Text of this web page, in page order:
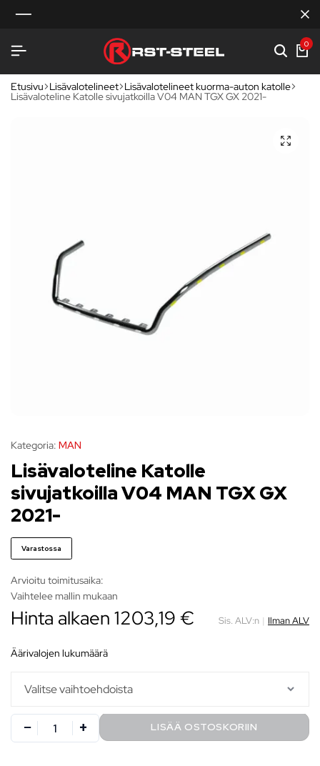
0
Etusivu Lisävalotelineet Lisävalotelineet kuorma-auton katolle
Lisävaloteline Katolle sivujatkoilla V04 MAN TGX GX 2021-
Kategoria: MAN
Lisävaloteline Katolle
sivujatkoilla V04 MAN TGX GX
2021-
Varastossa
Arvioitu toimitusaika:
Vaihtelee mallin mukaan
Hinta alkaen 1203,19 € Sis. ALV:n | Ilman ALV
äärivalojen lukumäärä
LISÄÄ OSTOSKORIIN